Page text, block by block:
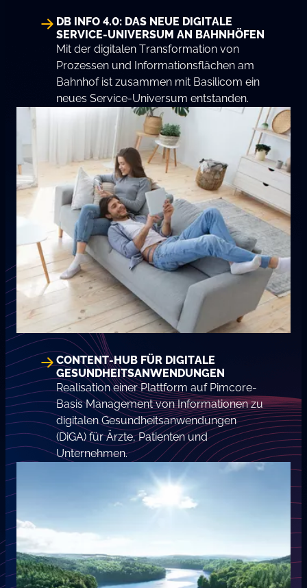
DB INFO 4.0: DAS NEUE DIGITALE
SERVICE-UNIVERSUM AN BAHNHÖFEN
Mit der digitalen Transformation von
Prozessen und Informationsflächen am
Bahnhof ist zusammen mit Basilicom ein
neues Service-Universum entstanden.
CONTENT-HUB FÜR DIGITALE
GESUNDHEITSANWENDUNGEN
Realisation einer Plattform auf Pimcore-
Basis Management von Informationen zu
digitalen Gesundheitsanwendungen
(DiGA) für Ärzte, Patienten und
Unternehmen.